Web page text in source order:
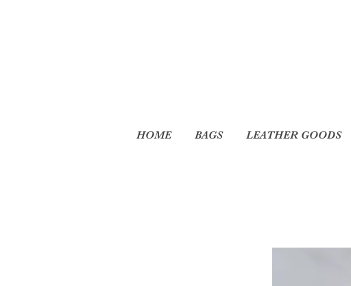
HOME BAGS LEATHER GOODS